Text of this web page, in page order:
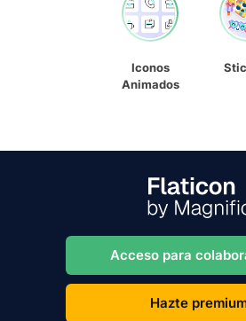
Iconos
Animados
Acceso para
Hazte